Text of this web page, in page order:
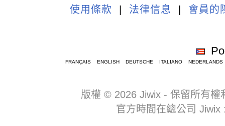
使用條款 法律信息 會員的
FRANÇAIS ENGLISH DEUTSCHE ITALIANO NEDERLANDS
版權 © 2026 Jiwix - 保留所有權
官方時間在總公司